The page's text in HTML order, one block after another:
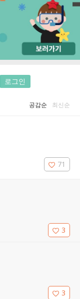
로그인
공감순 최신순
71
3
3